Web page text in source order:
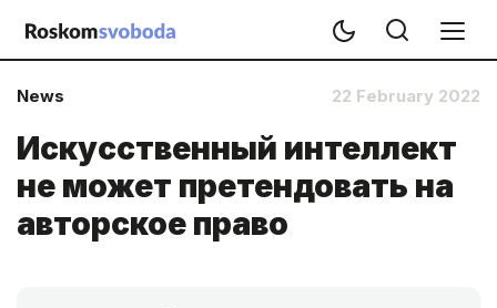
News 22 February 2022
Искусственный интеллект
не может претендовать на
авторское право